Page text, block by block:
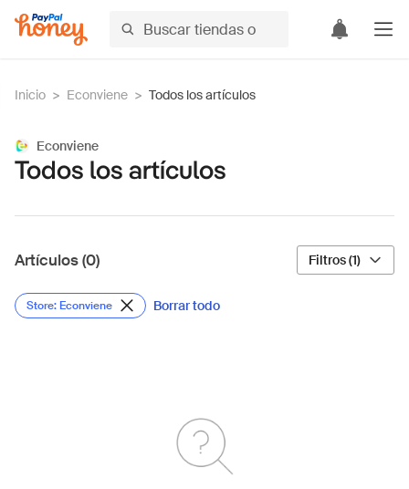
Inicio > Econviene > Todos los artículos
Econviene
Todos los artículos
Artículos (0) Filtros (1)
Store: Econviene Borrar todo